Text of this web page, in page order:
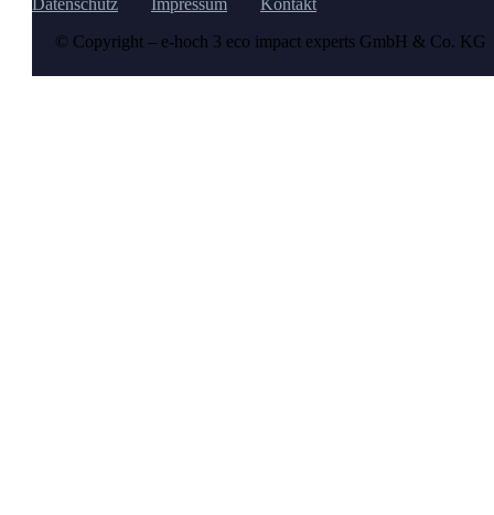
© Copyright – e-hoch 3 eco impact experts GmbH & Co. KG